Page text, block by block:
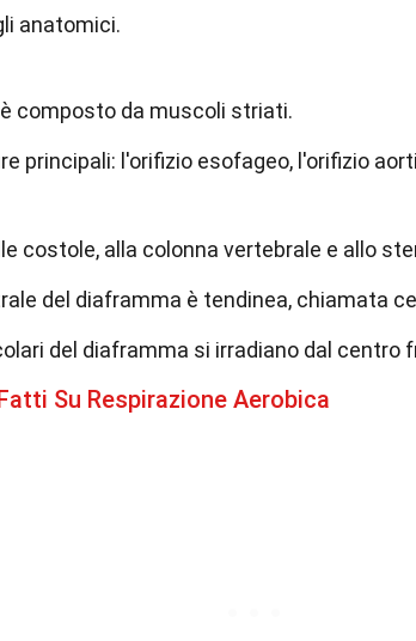
anatomici.
composto da muscoli striati.
principali: l'orifizio esofageo, l'orifizio
costole, alla colonna vertebrale e allo
del diaframma è tendinea, chiamata
del diaframma si irradiano dal centro
Su Respirazione Aerobica